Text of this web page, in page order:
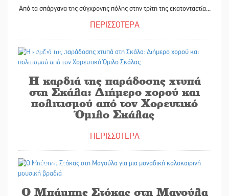
Από τα σπάργανα της σύγχρονης πόλης στην τρίτη της εκατονταετία...
ΠΕΡΙΣΣΟΤΕΡΑ
19/06/2026
Η καρδιά της παράδοσης χτυπά
στη Σκάλα: Διήμερο χορού και
πολιτισμού από τον Χορευτικό
Όμιλο Σκάλας
ΠΕΡΙΣΣΟΤΕΡΑ
19/06/2026
Ο Μπάμπης Στόκας στη Μαγούλα